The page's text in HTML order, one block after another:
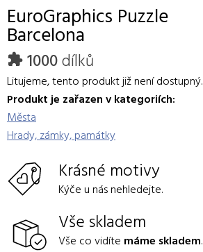
EuroGraphics Puzzle
Barcelona
1000dílků
Litujeme, tento produkt již není dostupný.
Produkt je zařazen v kategoriích:
Města
Hrady, zámky, památky
Krásné motivy
Kýče u nás nehledejte.
Vše skladem
Vše co vidíte máme skladem.